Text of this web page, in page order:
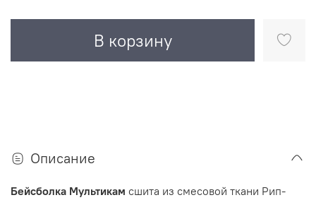
В корзину
Описание
Бейсболка Мультикам сшита из смесовой ткани Рип-